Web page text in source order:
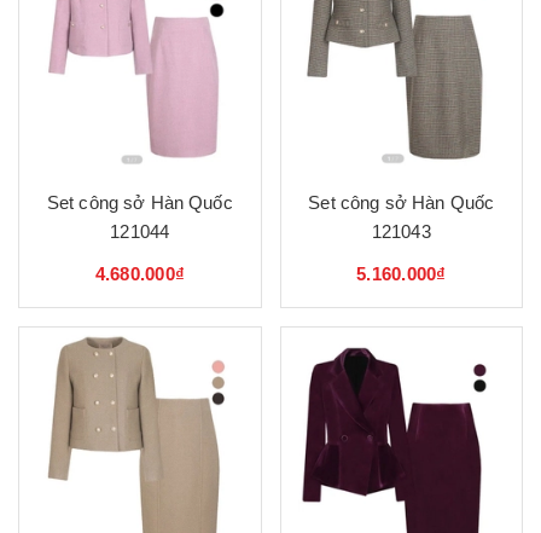
Set công sở Hàn Quốc
121044
4.680.000₫
Set công sở Hàn Quốc
121043
5.160.000₫